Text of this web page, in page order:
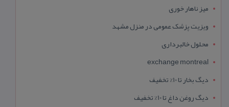
میز ناهار خوری
ویزیت پزشک عمومی در منزل مشهد
محلول خالبرداری
exchange montreal
دیگ بخار تا 10% تخفیف
دیگ روغن داغ تا 10% تخفیف